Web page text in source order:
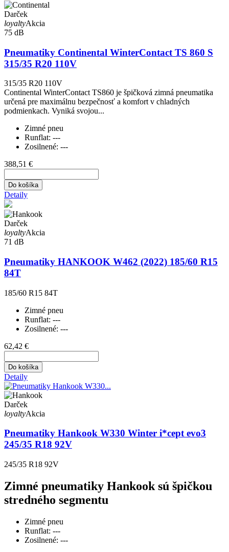
Darček
loyaltyAkcia
75 dB
Pneumatiky Continental WinterContact TS 860 S
315/35 R20 110V
315/35 R20 110V
Continental WinterContact TS860 je špičková zimná pneumatika
určená pre maximálnu bezpečnosť a komfort v chladných
podmienkach. Vyniká svojou...
Zimné pneu
Runflat: ---
Zosilnené: ---
388,51 €
Do košíka
Detaily
Darček
loyaltyAkcia
71 dB
Pneumatiky HANKOOK W462 (2022) 185/60 R15
84T
185/60 R15 84T
Zimné pneu
Runflat: ---
Zosilnené: ---
62,42 €
Do košíka
Detaily
Darček
loyaltyAkcia
Pneumatiky Hankook W330 Winter i*cept evo3
245/35 R18 92V
245/35 R18 92V
Zimné pneumatiky Hankook sú špičkou
stredného segmentu
Zimné pneu
Runflat: ---
Zosilnené: ---